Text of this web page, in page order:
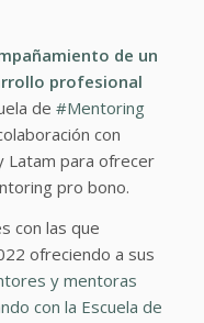
de un
profesional
de #Mentoring
con
Latam para ofrecer
pro bono.
con las que
ofreciendo a sus
y mentoras
con la Escuela de